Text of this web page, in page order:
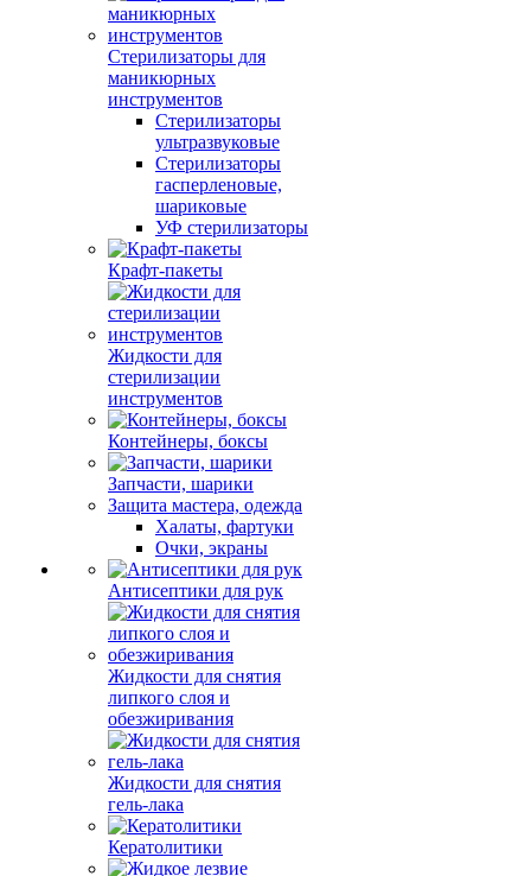
Стерилизаторы для
маникюрных
инструментов
Стерилизаторы
ультразвуковые
Стерилизаторы
гасперленовые,
шариковые
УФ стерилизаторы
Крафт-пакеты
Жидкости для
стерилизации
инструментов
Контейнеры, боксы
Запчасти, шарики
Защита мастера, одежда
Халаты, фартуки
Очки, экраны
Антисептики для рук
Жидкости для снятия
липкого слоя и
обезжиривания
Жидкости для снятия
гель-лака
Кератолитики